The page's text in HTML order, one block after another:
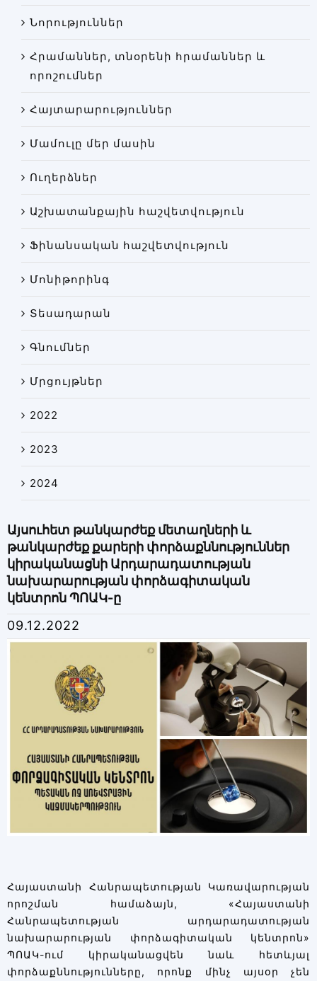
Գրադարան
Նորություններ
Հրամաններ, տնօրենի հրամաններ և
որոշումներ
Հայտարարություններ
Մամուլը մեր մասին
Ուղերձներ
Աշխատանքային հաշվետվություն
Ֆինանսական հաշվետվություն
Մոնիթորինգ
Տեսադարան
Գնումներ
Մրցույթներ
2022
2023
2024
Այսուհետ թանկարժեք մետաղների և
թանկարժեք քարերի փորձաքննություններ
կիրականացնի Արդարադատության
նախարարության փորձագիտական
կենտրոն ՊՈԱԿ-ը
09.12.2022
Հայաստանի Հանրապետության Կառավարության
որոշման համաձայն, «Հայաստանի
Հանրապետության արդարադատության
նախարարության փորձագիտական կենտրոն»
ՊՈԱԿ-ում կիրականացվեն նաև հետևյալ
փորձաքննությունները, որոնք մինչ այսօր չեն